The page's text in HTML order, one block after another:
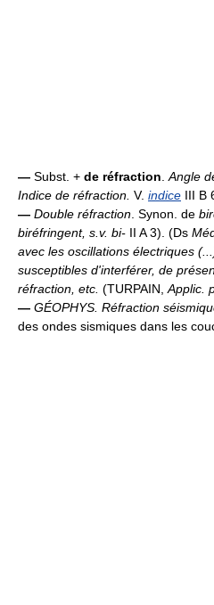
— Subst. + de réfraction Angle
Indice de réfraction. V. indice III B
— Double réfraction . Synon. de
biréfringent, s.v. bi- II A 3). (Ds
avec les oscillations électriques
susceptibles d'interférer, de
réfraction, etc. (TURPAIN, Applic.
— GÉOPHYS. Réfraction
des ondes sismiques dans les